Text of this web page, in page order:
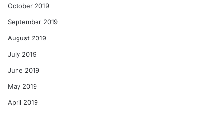
October 2019
September 2019
August 2019
July 2019
June 2019
May 2019
April 2019